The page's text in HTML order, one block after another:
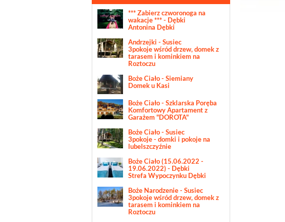
*** Zabierz czworonoga na
wakacje *** - Dębki
Antonina Dębki
Andrzejki - Susiec
3pokoje wśród drzew, domek z
tarasem i kominkiem na
Roztoczu
Boże Ciało - Siemiany
Domek u Kasi
Boże Ciało - Szklarska Poręba
Komfortowy Apartament z
Garażem "DOROTA"
Boże Ciało - Susiec
3pokoje - domki i pokoje na
lubelszczyźnie
Boże Ciało (15.06.2022 -
19.06.2022) - Dębki
Strefa Wypoczynku Dębki
Boże Narodzenie - Susiec
3pokoje wśród drzew, domek z
tarasem i kominkiem na
Roztoczu